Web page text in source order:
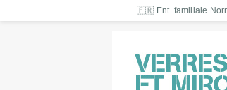
🇫🇷 Ent. familiale